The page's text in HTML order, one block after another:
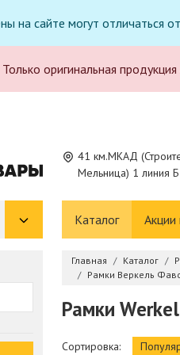
на сайте могут
Только оригинальная продукция
41 км.МКАД
Мельница) 1 линия
Каталог Акции
Главная Каталог
Рамки Веркель
Рамки
Сортировка: